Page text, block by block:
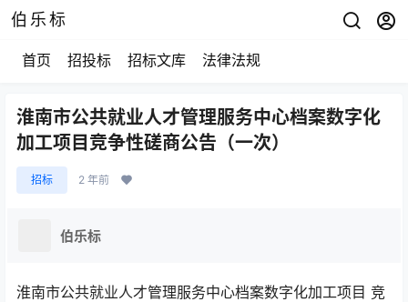
伯乐标
首页 招投标 招标文库 法律法规
淮南市公共就业人才管理服务中心档案数字化
加工项目竞争性磋商公告（一次）
招标 2 年前
伯乐标
淮南市公共就业人才管理服务中心档案数字化加工项目 竞